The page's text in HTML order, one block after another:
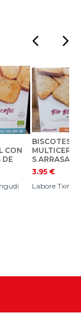
CON
DE
ECO
BISCOTES
S ARRASATE
ECO
3.95 €
Labore